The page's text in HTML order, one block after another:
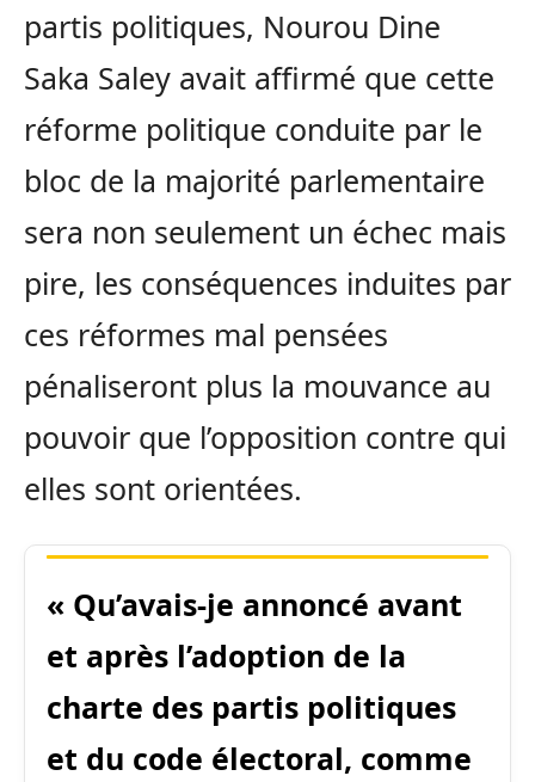
partis politiques, Nourou Dine
Saka Saley avait affirmé que cette
réforme politique conduite par le
bloc de la majorité parlementaire
sera non seulement un échec mais
pire, les conséquences induites par
ces réformes mal pensées
pénaliseront plus la mouvance au
pouvoir que l’opposition contre qui
elles sont orientées.
« Qu’avais-je annoncé avant
et après l’adoption de la
charte des partis politiques
et du code électoral, comme